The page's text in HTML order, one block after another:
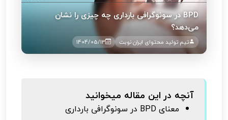
BPD در سونوگرافی بارداری چه چیزی را نشان
می‌دهد؟
تیم تولید محتوای ایران نوبت 1404/05/13
آنچه در این مقاله میخوانید
معنای BPD در سونوگرافی بارداری